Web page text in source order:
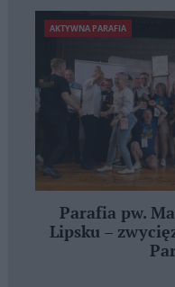
AKTYWNA PARAFIA
Parafia pw.
Lipsku –